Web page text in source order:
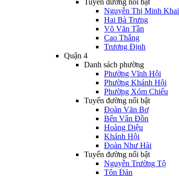
Tuyến đường nổi bật
Nguyễn Thị Minh Khai
Hai Bà Trưng
Võ Văn Tần
Cao Thắng
Trương Định
Quận 4
Danh sách phường
Phường Vĩnh Hội
Phường Khánh Hội
Phường Xóm Chiếu
Tuyến đường nổi bật
Đoàn Văn Bơ
Bến Vân Đồn
Hoàng Diệu
Khánh Hội
Đoàn Như Hài
Tuyến đường nổi bật
Nguyễn Trường Tộ
Tôn Đản